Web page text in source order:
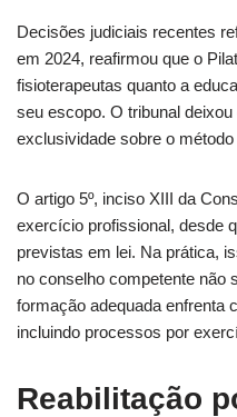
Decisões judiciais recentes
em 2024, reafirmou que o
fisioterapeutas quanto a
seu escopo. O tribunal
exclusividade sobre o
O artigo 5º, inciso XIII da
exercício profissional, desde
previstas em lei. Na prática,
no conselho competente não
formação adequada enfrenta
incluindo processos por
Reabilitação